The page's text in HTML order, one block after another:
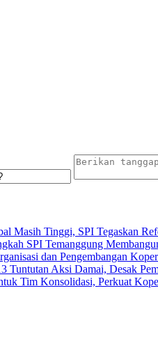
Masih Tinggi, SPI Tegaskan
SPI Temanggung
dan Pengembangan
Tuntutan Aksi Damai, Desak
Tim Konsolidasi, Perkuat